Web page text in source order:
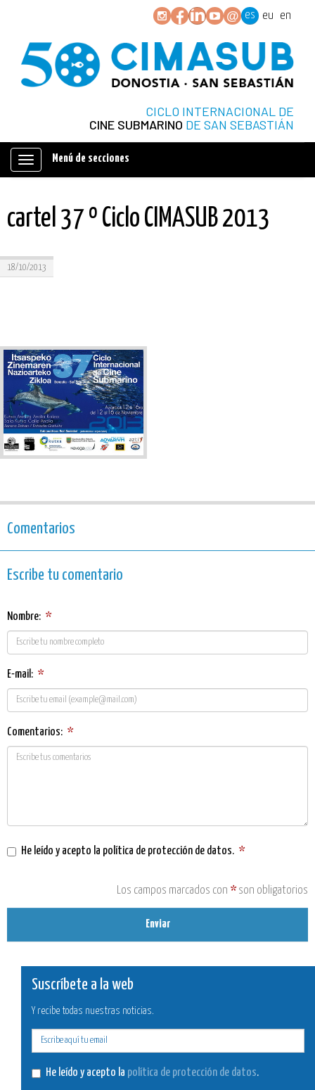
es eu en
CICLO INTERNACIONAL DE
CINE SUBMARINO DE SAN SEBASTIÁN
Mostrar/ocultar
Menú de secciones
cartel 37 º Ciclo CIMASUB 2013
18/10/2013
Comentarios
Escribe tu comentario
Nombre: *
E-mail: *
Comentarios: *
He leído y acepto la política de protección de datos. *
Los campos marcados con * son obligatorios
Enviar
Suscríbete a la web
Y recibe todas nuestras noticias.
He leído y acepto la política de protección de datos.